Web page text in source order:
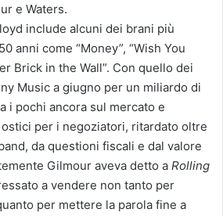
e Waters.
include alcuni dei brani più
anni come “Money”, “Wish You
Brick in the Wall”. Con quello dei
Music a giugno per un miliardo di
i pochi ancora sul mercato e
per i negoziatori, ritardato oltre
da questioni fiscali e dal valore
Gilmour aveva detto a Rolling
a vendere non tanto per
per mettere la parola fine a